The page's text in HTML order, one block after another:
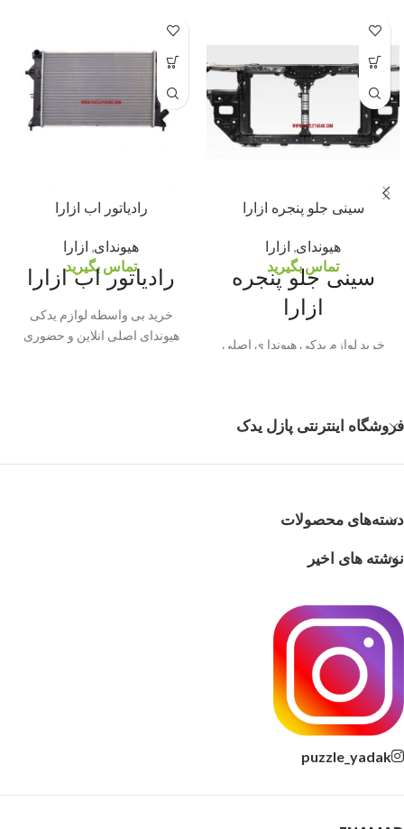
سینی جلو پنجره ازارا
هیوندای, ازارا
تماس بگیرید
سینی جلو پنجره
ازارا
خرید لوازم یدکی هیوندا ی اصلی
واتساپ یا با تماس اعلام فرمایید
رادیاتور اب ازارا
هیوندای, ازارا
تماس بگیرید
رادیاتور اب ازارا
خرید بی واسطه لوازم یدکی
هیوندای اصلی انلاین و حضوری
فروشگاه اینترنتی پازل یدک
دسته‌های محصولات
نوشته های اخیر
puzzle_yadak